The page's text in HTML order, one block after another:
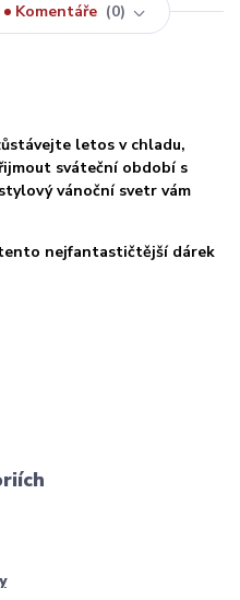
Komentáře 0
letos v chladu,
sváteční období s
vánoční svetr vám
nejfantastičtější dárek